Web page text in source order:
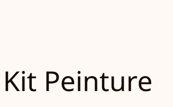
Kit Peinture